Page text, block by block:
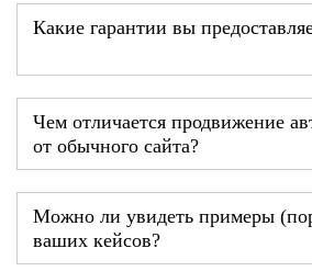
Какие гарантии вы
Чем отличается продвижение
от обычного сайта?
Можно ли увидеть примеры
ваших кейсов?